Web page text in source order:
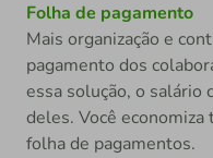
Folha de pagamento
Mais organização e
pagamento dos
essa solução, o salário
deles. Você
folha de pagamentos.